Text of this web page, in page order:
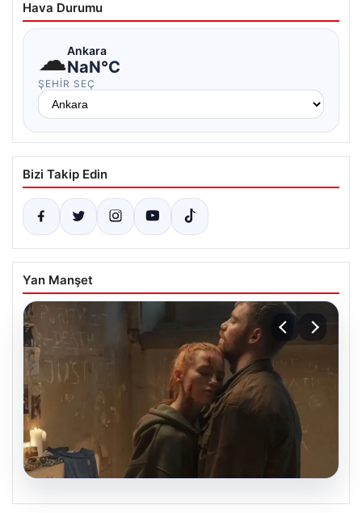
Hava Durumu
☁Ankara
NaN°C
ŞEHIR SEÇ
Bizi Takip Edin
Yan Manşet
06.08.2026